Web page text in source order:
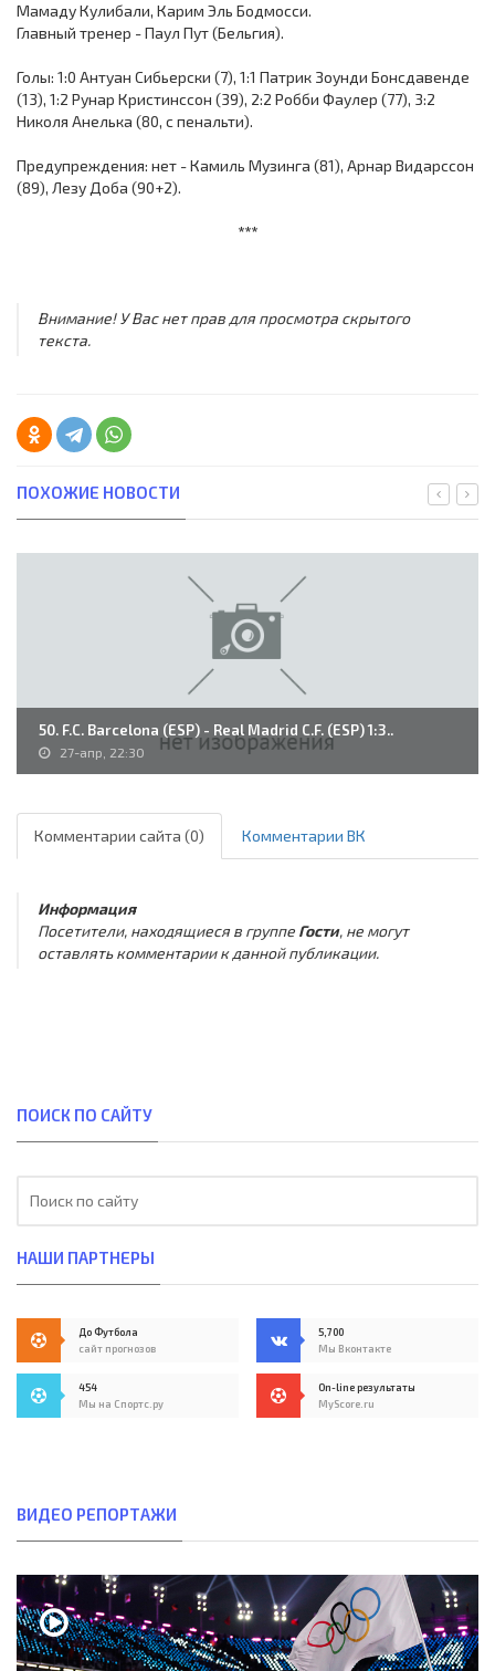
Мамаду Кулибали, Карим Эль Бодмосси.
Главный тренер - Паул Пут (Бельгия).
Голы: 1:0 Антуан Сибьерски (7), 1:1 Патрик Зоунди Бонсдавенде
(13), 1:2 Рунар Кристинссон (39), 2:2 Робби Фаулер (77), 3:2
Николя Анелька (80, с пенальти).
Предупреждения: нет - Камиль Музинга (81), Арнар Видарссон
(89), Лезу Доба (90+2).
***
Внимание! У Вас нет прав для просмотра скрытого
текста.
ПОХОЖИЕ НОВОСТИ
50. F.C. Barcelona (ESP) - Real Madrid C.F. (ESP) 1:3..
27-апр, 22:30
Комментарии сайта (0) Комментарии ВК
Информация
Посетители, находящиеся в группе Гости, не могут
оставлять комментарии к данной публикации.
ПОИСК ПО САЙТУ
НАШИ ПАРТНЕРЫ
До Футбола
сайт прогнозов
5,700
Мы Вконтакте
454
Мы на Спортс.ру
On-line результаты
MyScore.ru
ВИДЕО РЕПОРТАЖИ